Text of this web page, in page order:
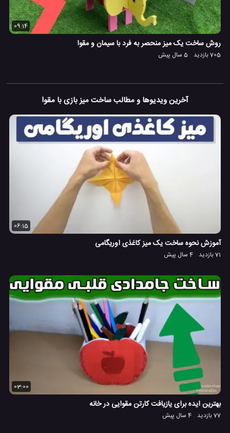
09:14
روش ساخت یک میز منحصر به فرد با سیمان و مقوا
705 بازدید 5 سال پیش
آخرین ویدیوها و مطالب ساخت میز بازی با مقوا
06:15
آموزش نحوه ساخت یک میز کاغذی اوریگامی
71 بازدید 4 سال پیش
03:00
بهترین ایده برای یازیافت کارتن مقوایی در خانه
77 بازدید 4 سال پیش